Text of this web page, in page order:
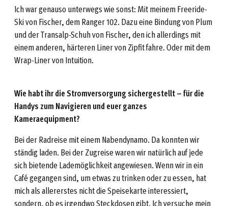
Ich war genauso unterwegs wie sonst: Mit meinem Freeride-
Ski von Fischer, dem Ranger 102. Dazu eine Bindung von Plum
und der Transalp-Schuh von Fischer, den ich allerdings mit
einem anderen, härteren Liner von Zipfit fahre. Oder mit dem
Wrap-Liner von Intuition.
Wie habt ihr die Stromversorgung sichergestellt – für die
Handys zum Navigieren und euer ganzes
Kameraequipment?
Bei der Radreise mit einem Nabendynamo. Da konnten wir
ständig laden. Bei der Zugreise waren wir natürlich auf jede
sich bietende Lademöglichkeit angewiesen. Wenn wir in ein
Café gegangen sind, um etwas zu trinken oder zu essen, hat
mich als allererstes nicht die Speisekarte interessiert,
sondern, ob es irgendwo Steckdosen gibt. Ich versuche mein